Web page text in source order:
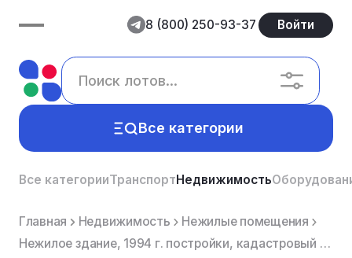
8 (800) 250-93-37 Войти
Все категории
Все категорииТранспортНедвижимость
Главная Недвижимость
Нежилые помещения
Нежилое здание, 1994 г. постройки, кадастровый номер 89:04:000000:2518, адрес: Ямало-Ненецкий автоно...